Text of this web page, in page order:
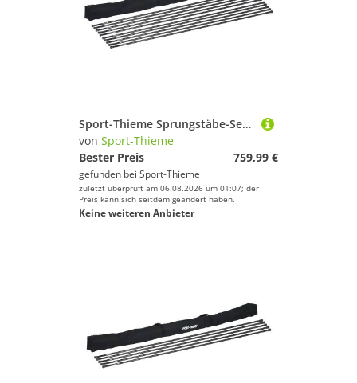
Sport-Thieme Sprungstäbe-Set "Kids", 10 Sprungstäbe
von Sport-Thieme
Bester Preis
759,99 €
gefunden bei Sport-Thieme
zuletzt überprüft am 06.08.2026 um 01:07; der
Preis kann sich seitdem geändert haben.
Keine weiteren Anbieter